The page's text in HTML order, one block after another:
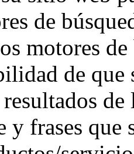
de
motores
de
y frases que